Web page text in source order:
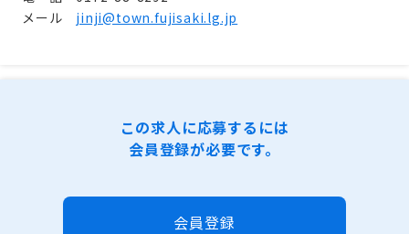
メール jinji@town.fujisaki.lg.jp
この求人に応募するには
会員登録が必要です。
会員登録